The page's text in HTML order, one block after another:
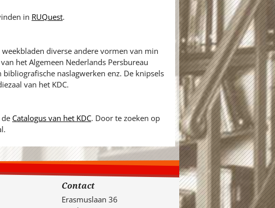
in RUQuest.
diverse andere vormen van min
het Algemeen Nederlands Persbureau
naslagwerken enz. De knipsels
van het KDC.
Catalogus van het KDC. Door te zoeken op
Contact
Erasmuslaan 36